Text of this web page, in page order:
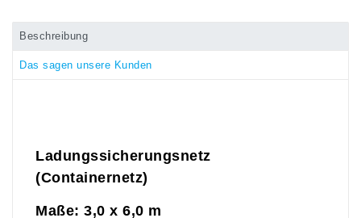
Beschreibung
Das sagen unsere Kunden
Ladungssicherungsnetz
(Containernetz)
Maße: 3,0 x 6,0 m